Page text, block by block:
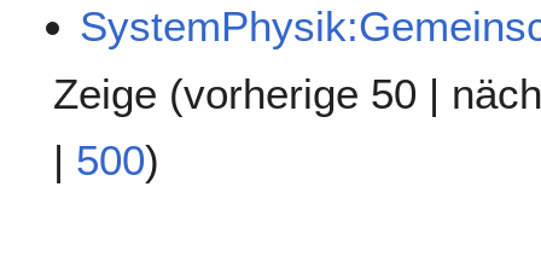
Zeige (vorherige 50 |
| 500)